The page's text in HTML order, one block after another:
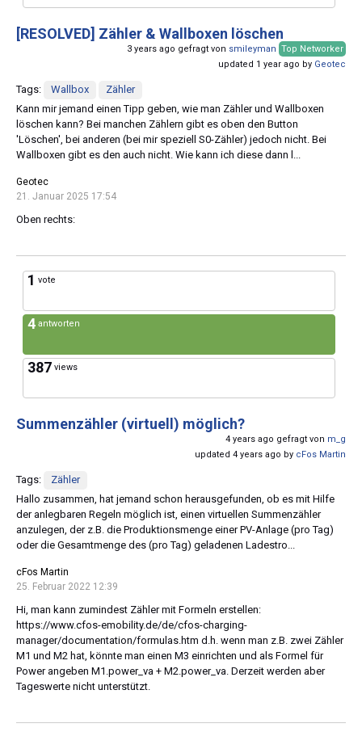
[RESOLVED] Zähler & Wallboxen löschen
3 years ago gefragt von smileyman Top Networker
updated 1 year ago by Geotec
Tags: Wallbox
Zähler
Kann mir jemand einen Tipp geben, wie man Zähler und Wallboxen
löschen kann? Bei manchen Zählern gibt es oben den Button
'Löschen', bei anderen (bei mir speziell S0-Zähler) jedoch nicht. Bei
Wallboxen gibt es den auch nicht. Wie kann ich diese dann l...
Geotec
21. Januar 2025 17:54
Oben rechts:
1 vote
4 antworten
387 views
Summenzähler (virtuell) möglich?
4 years ago gefragt von m_g
updated 4 years ago by cFos Martin
Tags:
Zähler
Hallo zusammen, hat jemand schon herausgefunden, ob es mit Hilfe
der anlegbaren Regeln möglich ist, einen virtuellen Summenzähler
anzulegen, der z.B. die Produktionsmenge einer PV-Anlage (pro Tag)
oder die Gesamtmenge des (pro Tag) geladenen Ladestro...
cFos Martin
25. Februar 2022 12:39
Hi, man kann zumindest Zähler mit Formeln erstellen:
https://www.cfos-emobility.de/de/cfos-charging-
manager/documentation/formulas.htm d.h. wenn man z.B. zwei Zähler
M1 und M2 hat, könnte man einen M3 einrichten und als Formel für
Power angeben M1.power_va + M2.power_va. Derzeit werden aber
Tageswerte nicht unterstützt.